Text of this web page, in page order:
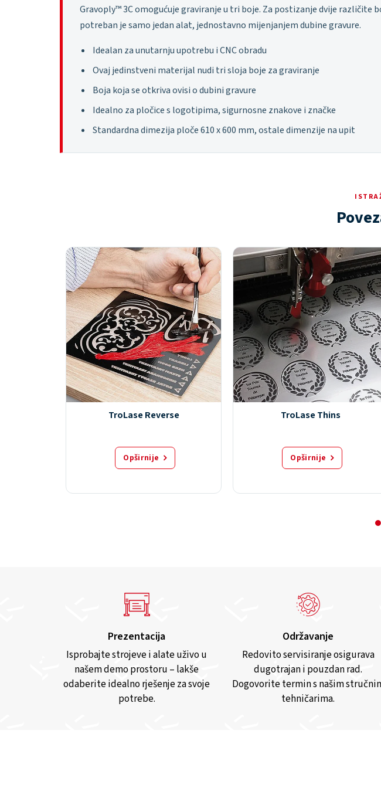
Gravoply™ 3C omogućuje graviranje u tri boje. Za postizanje dvije različite
potreban je samo jedan alat, jednostavno mijenjanjem dubine gravure.
Idealan za unutarnju upotrebu i CNC obradu
Ovaj jedinstveni materijal nudi tri sloja boje za graviranje
Boja koja se otkriva ovisi o dubini gravure
Idealno za pločice s logotipima, sigurnosne znakove i značke
Standardna dimezija ploče 610 x 600 mm, ostale dimenzije na upit
TroLase Reverse
Opširnije
TroLase Thins
Opširnije
Prezentacija
Isprobajte strojeve i alate uživo u
našem demo prostoru – lakše
odaberite idealno rješenje za svoje
potrebe.
Održavanje
Redovito servisiranje osigurava
dugotrajan i pouzdan rad.
Dogovorite termin s našim
tehničarima.